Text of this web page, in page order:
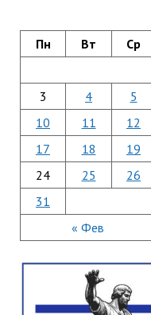
Пн Вт Ср
« Фев
3
4 5
10
11 12
17
18 19
24
25 26
31